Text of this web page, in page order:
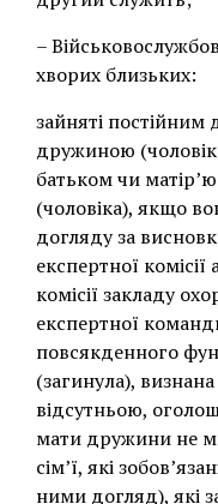
–
хворих близьких:
зайняті
дружиною
батьком чи
(чоловіка), якщо
догляду за
експертної
комісії закладу
експертної
повсякденного
(загинула),
відсутньою,
мати дружини не
сім’ї, які
ними догляд), які